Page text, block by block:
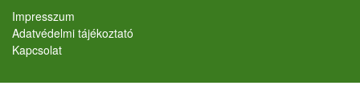
Lábléc
Impresszum
Adatvédelmi tájékoztató
Kapcsolat